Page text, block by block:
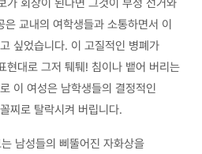
교내의 여학생들과 소통하면서 이
싶었습니다. 이 고질적인 병폐가
현대로 그저 퉤퉤! 침이나 뱉어 버리는
이 여성은 남학생들의 결정적인
찌로 탈락시켜 버립니다.
남성들의 삐뚤어진 자화상을